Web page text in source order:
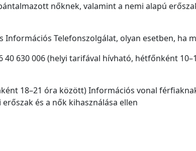
nőknek, valamint a nemi alapú
Információs Telefonszolgálat, olyan esetben, ha
40 630 006 (helyi tarifával hívható, hétfőnként
18–21 óra között) Információs vonal
és a nők kihasználása ellen